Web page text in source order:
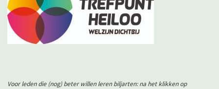
Voor leden die (nog) beter willen leren biljarten: na het klikken op